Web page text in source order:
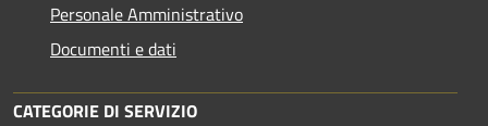
Personale Amministrativo
Documenti e dati
CATEGORIE DI SERVIZIO